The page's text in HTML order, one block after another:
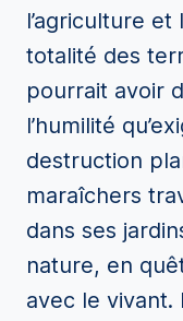
l’agriculture et
totalité des
pourrait avoir
l’humilité
destruction
maraîchers
dans ses
nature, en
avec le vivant.